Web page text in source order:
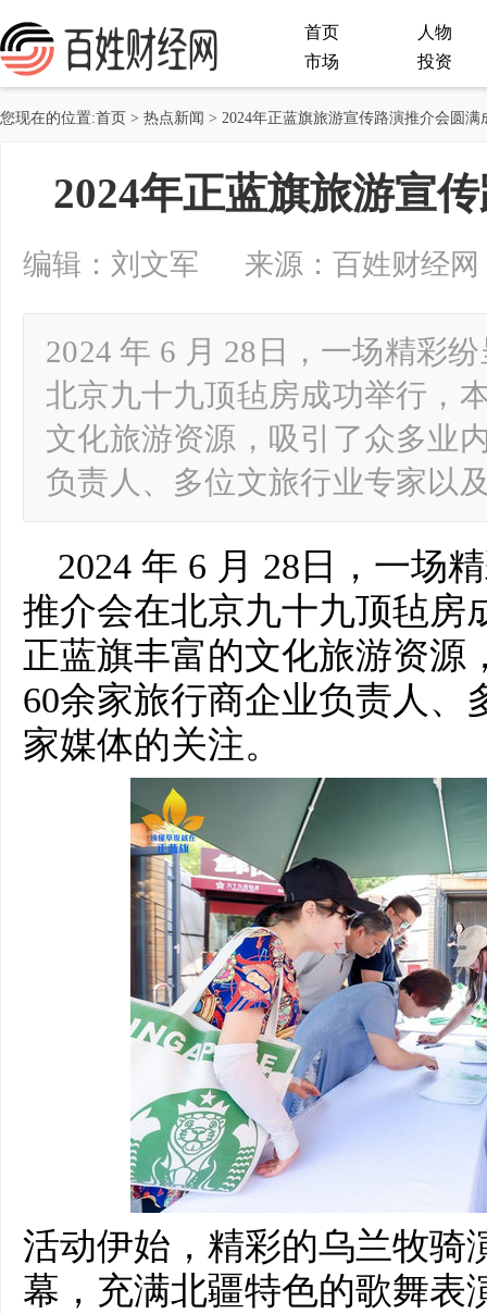
首页
人物
市场
投资
您现在的位置:首页 > 热点新闻 > 2024年正蓝旗旅游宣传路演推介会圆满
2024年正蓝旗旅游宣
编辑：刘文军 来源：百姓财经网
2024 年 6 月 28日，一场精彩
北京九十九顶毡房成功举行，
文化旅游资源，吸引了众多业
负责人、多位文旅行业专家
2024 年 6 月 28日，一场
推介会在北京九十九顶毡房
正蓝旗丰富的文化旅游资源
60余家旅行商企业负责人、
家媒体的关注。
活动伊始，精彩的乌兰牧骑
幕，充满北疆特色的歌舞表